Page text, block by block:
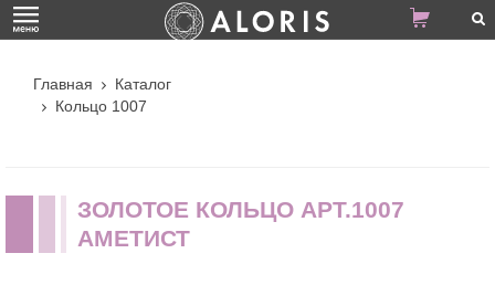
Главная
Каталог
Кольцо 1007
ЗОЛОТОЕ КОЛЬЦО АРТ.1007
АМЕТИСТ